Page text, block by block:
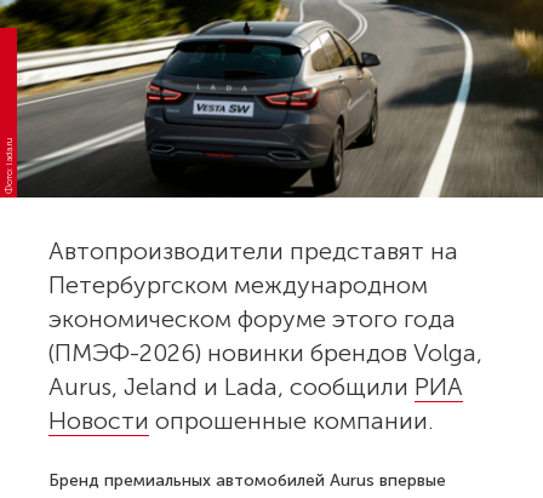
Фото: lada.ru
Автопроизводители представят на
Петербургском международном
экономическом форуме этого года
(ПМЭФ-2026) новинки брендов Volga,
Aurus, Jeland и Lada, сообщили РИА
Новости опрошенные компании.
Бренд премиальных автомобилей Aurus впервые